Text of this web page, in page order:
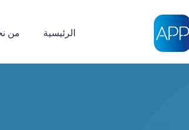
الرئيسية من